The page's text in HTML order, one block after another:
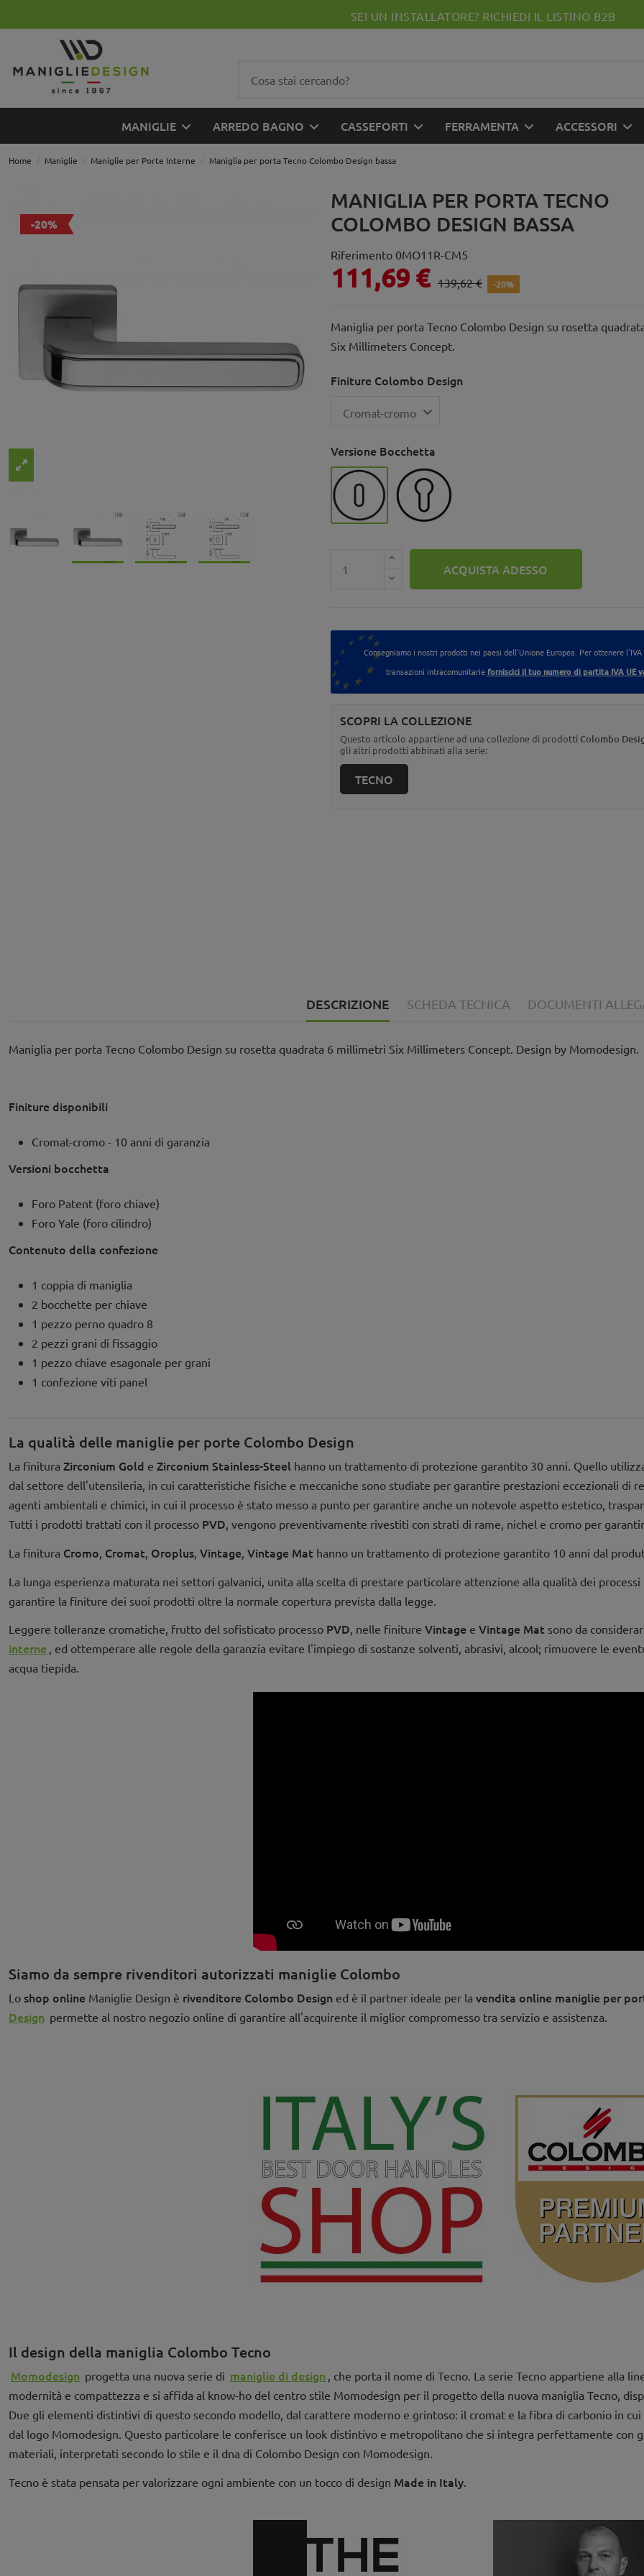
SEI UN INSTALLATORE? RICHIEDI IL LISTINO B2B
MANIGLIE ARREDO BAGNO CASSEFORTI FERRAMENTA ACCESSORI
Home Maniglie Maniglie per Porte Interne Maniglia per porta Tecno Colombo Design bassa
-20%
MANIGLIA PER PORTA TECNO
COLOMBO DESIGN BASSA
Riferimento 0MO11R-CM5
111,69 € 139,62 € -20%
Maniglia per porta Tecno Colombo Design su rosetta
Six Millimeters Concept.
Finiture Colombo Design
Versione Bocchetta
Foro Patent (foro chiave)Foro Yale (foro cilindro)
ACQUISTA ADESSO
Consegniamo i nostri prodotti nei paesi dell'Unione Europea. Per ottenere l'IVA
transazioni intracomunitarie forniscici il tuo numero di partita IVA UE
SCOPRI LA COLLEZIONE
Questo articolo appartiene ad una collezione di prodotti Colombo
gli altri prodotti abbinati alla serie:
TECNO
DESCRIZIONE SCHEDA TECNICA DOCUMENTI
Maniglia per porta Tecno Colombo Design su rosetta quadrata 6 millimetri Six Millimeters Concept. Design by Momodesign.
Finiture disponibili
Cromat-cromo - 10 anni di garanzia
Versioni bocchetta
Foro Patent (foro chiave)
Foro Yale (foro cilindro)
Contenuto della confezione
1 coppia di maniglia
2 bocchette per chiave
1 pezzo perno quadro 8
2 pezzi grani di fissaggio
1 pezzo chiave esagonale per grani
1 confezione viti panel
La qualità delle maniglie per porte Colombo Design
La finitura Zirconium Gold e Zirconium Stainless-Steel hanno un trattamento di protezione garantito 30 anni. Quello
dal settore dell'utensileria, in cui caratteristiche fisiche e meccaniche sono studiate per garantire prestazioni eccezionali di
agenti ambientali e chimici, in cui il processo è stato messo a punto per garantire anche un notevole aspetto estetico,
Tutti i prodotti trattati con il processo PVD , vengono preventivamente rivestiti con strati di rame, nichel e cromo per
La finitura Cromo Cromat Oroplus Vintage Vintage Mat hanno un trattamento di protezione garantito 10 anni dal
La lunga esperienza maturata nei settori galvanici, unita alla scelta di prestare particolare attenzione alla qualità dei
garantire la finiture dei suoi prodotti oltre la normale copertura prevista dalla legge.
Leggere tolleranze cromatiche, frutto del sofisticato processo PVD, nelle finiture Vintage e Vintage Mat sono da
interne , ed ottemperare alle regole della garanzia evitare l'impiego di sostanze solventi, abrasivi, alcool; rimuovere le
acqua tiepida.
Siamo da sempre rivenditori autorizzati maniglie Colombo
Lo shop online Maniglie Design è rivenditore Colombo Design ed è il partner ideale per la vendita online maniglie per
Design permette al nostro negozio online di garantire all'acquirente il miglior compromesso tra servizio e assistenza.
Il design della maniglia Colombo Tecno
Momodesign progetta una nuova serie di maniglie di design
, che porta il nome di Tecno. La serie Tecno appartiene alla
modernità e compattezza e si affida al know-ho del centro stile Momodesign per il progetto della nuova maniglia Tecno,
Due gli elementi distintivi di questo secondo modello, dal carattere moderno e grintoso: il cromat e la fibra di carbonio in
dal logo Momodesign. Questo particolare le conferisce un look distintivo e metropolitano che si integra perfettamente con
materiali, interpretati secondo lo stile e il dna di Colombo Design con Momodesign.
Tecno è stata pensata per valorizzare ogni ambiente con un tocco di design Made in Italy